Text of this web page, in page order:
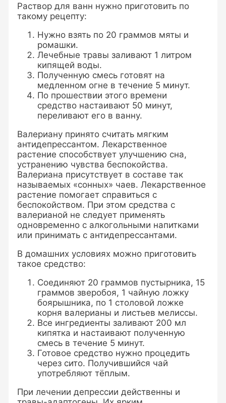
Раствор для ванн нужно приготовить по
такому рецепту:
Нужно взять по 20 граммов мяты и
ромашки.
Лечебные травы заливают 1 литром
кипящей воды.
Полученную смесь готовят на
медленном огне в течение 5 минут.
По прошествии этого времени
средство настаивают 50 минут,
переливают его в ванну.
Валериану принято считать мягким
антидепрессантом. Лекарственное
растение способствует улучшению сна,
устранению чувства беспокойства.
Валериана присутствует в составе так
называемых «сонных» чаев. Лекарственное
растение помогает справиться с
беспокойством. При этом средства с
валерианой не следует применять
одновременно с алкогольными напитками
или принимать с антидепрессантами.
В домашних условиях можно приготовить
такое средство:
Соединяют 20 граммов пустырника, 15
граммов зверобоя, 1 чайную ложку
боярышника, по 1 столовой ложке
корня валерианы и листьев мелиссы.
Все ингредиенты заливают 200 мл
кипятка и настаивают полученную
смесь в течение 5 минут.
Готовое средство нужно процедить
через сито. Получившийся чай
употребляют тёплым.
При лечении депрессии действенны и